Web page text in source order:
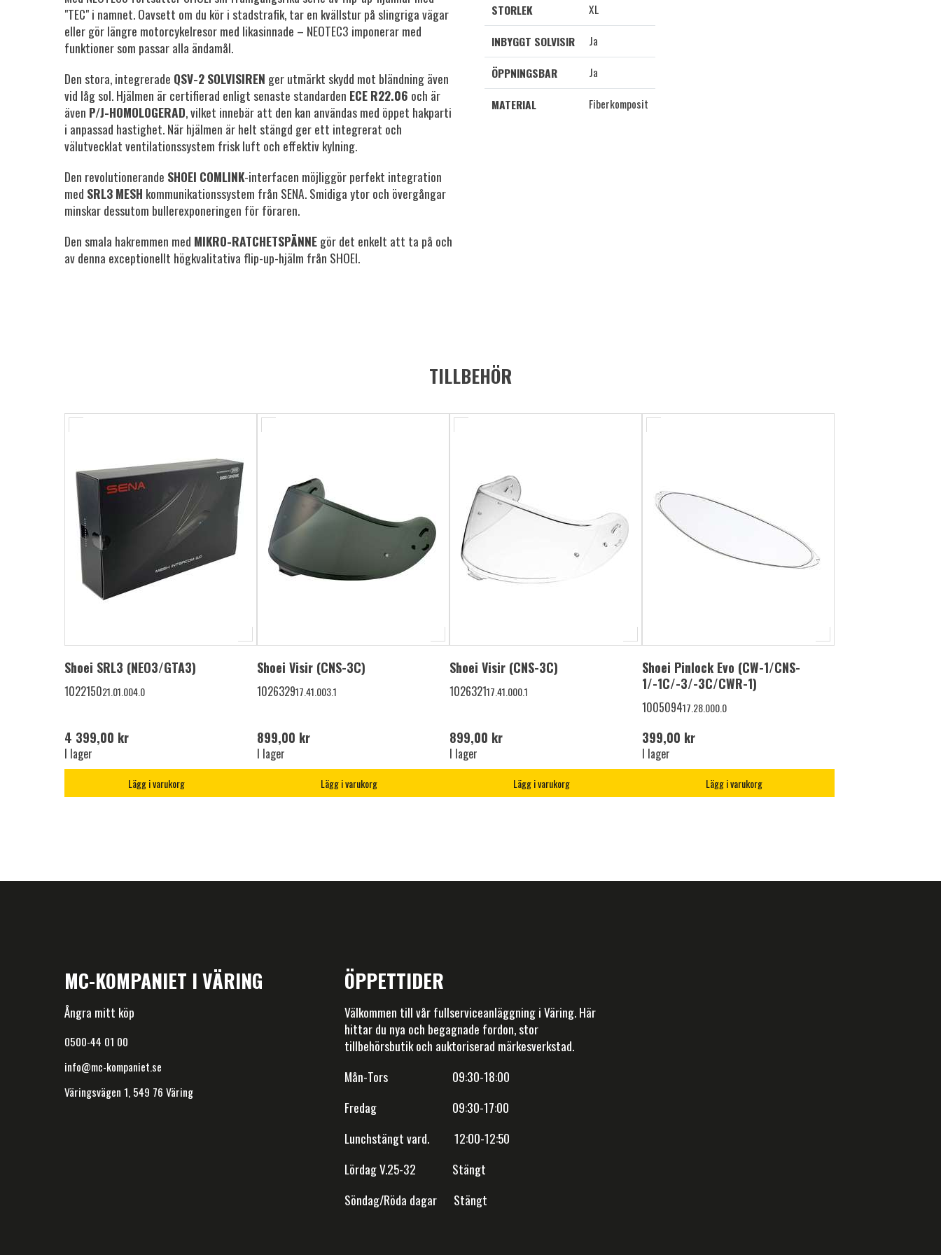
"TEC" i namnet. Oavsett om du kör i stadstrafik, tar en kvällstur på slingriga vägar
eller gör längre motorcykelresor med likasinnade – NEOTEC3 imponerar med
funktioner som passar alla ändamål.
Den stora, integrerade QSV-2 SOLVISIREN ger utmärkt skydd mot bländning även
vid låg sol. Hjälmen är certifierad enligt senaste standarden ECE R22.06 och är
även P/J-HOMOLOGERAD, vilket innebär att den kan användas med öppet hakparti
i anpassad hastighet. När hjälmen är helt stängd ger ett integrerat och
välutvecklat ventilationssystem frisk luft och effektiv kylning.
Den revolutionerande SHOEI COMLINK-interfacen möjliggör perfekt integration
med SRL3 MESH kommunikationssystem från SENA. Smidiga ytor och övergångar
minskar dessutom bullerexponeringen för föraren.
Den smala hakremmen med MIKRO-RATCHETSPÄNNEgör det enkelt att ta på och
av denna exceptionellt högkvalitativa flip-up-hjälm från SHOEI.
STORLEK
XL
INBYGGT SOLVISIR
Ja
ÖPPNINGSBAR
Ja
MATERIAL
Fiberkomposit
TILLBEHÖR
Shoei SRL3 (NEO3/GTA3)
102215021.01.004.0
4 399,00 kr
I lager
Lägg i varukorg
Shoei Visir (CNS-3C)
102632917.41.003.1
899,00 kr
I lager
Lägg i varukorg
Shoei Visir (CNS-3C)
102632117.41.000.1
899,00 kr
I lager
Lägg i varukorg
Shoei Pinlock Evo (CW-1/CNS-
1/-1C/-3/-3C/CWR-1)
100509417.28.000.0
399,00 kr
I lager
Lägg i varukorg
MC-KOMPANIET I VÄRING
Ångra mitt köp
0500-44 01 00
info@mc-kompaniet.se
Väringsvägen 1, 549 76 Väring
ÖPPETTIDER
Välkommen till vår fullserviceanläggning i Väring. Här
hittar du nya och begagnade fordon, stor
tillbehörsbutik och auktoriserad märkesverkstad.
Mån-Tors 09:30-18:00
Fredag 09:30-17:00
Lunchstängt vard. 12:00-12:50
Lördag V.25-32 Stängt
Söndag/Röda dagar Stängt